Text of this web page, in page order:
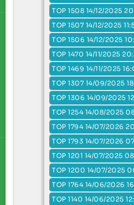
TOP 1508 14/12/2025
TOP 1507 14/12/2025
TOP 1506 14/12/2025
TOP 1470 14/11/2025
TOP 1469 14/11/2025
TOP 1307 14/09/2025
TOP 1306 14/09/2025
TOP 1254 14/08/2025
TOP 1794 14/07/2026
TOP 1793 14/07/2026
TOP 1201 14/07/2025
TOP 1200 14/07/2025
TOP 1764 14/06/2026
TOP 1140 14/06/2025